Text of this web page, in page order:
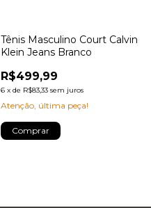
Tênis Masculino Court Calvin
Klein Jeans Branco
R$499,99
6 x de R$83,33 sem juros
Atenção, última peça!
Comprar